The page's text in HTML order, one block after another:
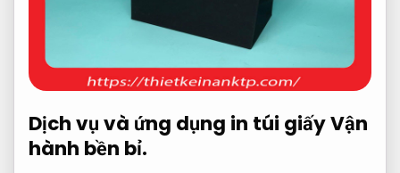
Dịch vụ và ứng dụng in túi giấyVận
hành bền bỉ.